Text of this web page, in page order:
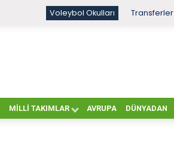
Voleybol Okulları Transferler
MILLI TAKIMLAR AVRUPA DÜNYADAN